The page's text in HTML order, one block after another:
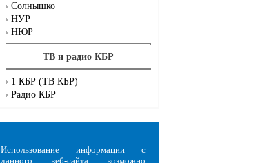
Солнышко
НУР
НЮР
ТВ и радио КБР
1 КБР (ТВ КБР)
Радио КБР
Использование информации с
данного веб-сайта возможно